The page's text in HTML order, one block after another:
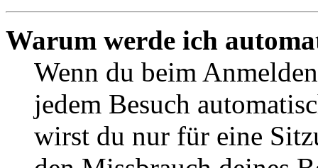
Warum werde ich
Wenn du beim
jedem Besuch
wirst du nur für eine